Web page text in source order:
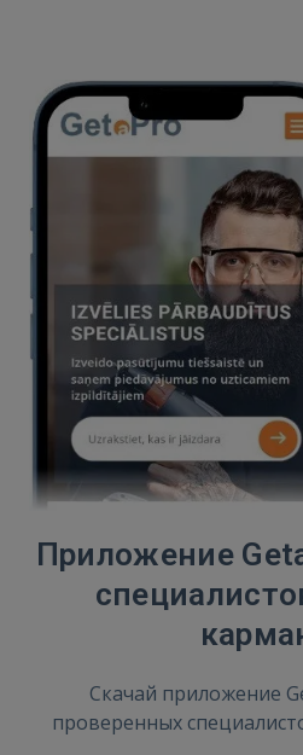
Приложение
Скачай приложение
проверенных